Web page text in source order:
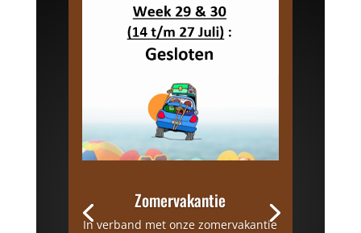
Zomervakantie
In verband met onze zomervakantie